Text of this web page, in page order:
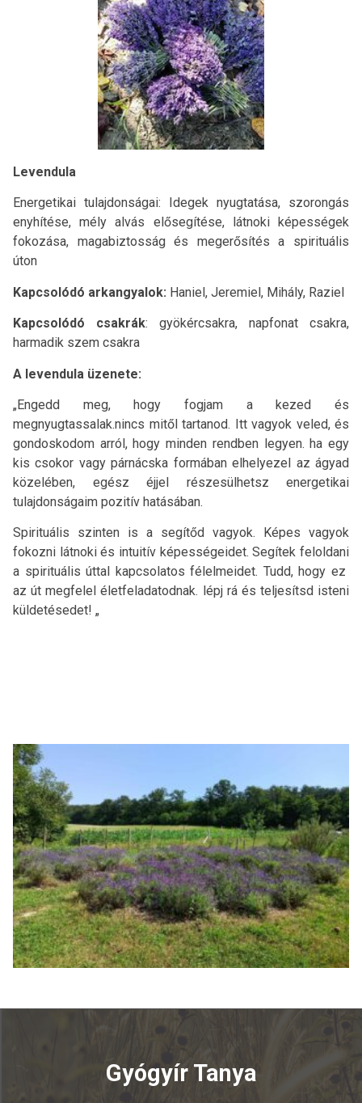
Levendula
Energetikai tulajdonságai: Idegek nyugtatása, szorongás
enyhítése, mély alvás elősegítése, látnoki képességek
fokozása, magabiztosság és megerősítés a spirituális
úton
Kapcsolódó arkangyalok: Haniel, Jeremiel, Mihály, Raziel
Kapcsolódó csakrák: gyökércsakra, napfonat csakra,
harmadik szem csakra
A levendula üzenete:
„Engedd meg, hogy fogjam a kezed és
megnyugtassalak.nincs mitől tartanod. Itt vagyok veled, és
gondoskodom arról, hogy minden rendben legyen. ha egy
kis csokor vagy párnácska formában elhelyezel az ágyad
közelében, egész éjjel részesülhetsz energetikai
tulajdonságaim pozitív hatásában.
Spirituális szinten is a segítőd vagyok. Képes vagyok
fokozni látnoki és intuitív képességeidet. Segítek feloldani
a spirituális úttal kapcsolatos félelmeidet. Tudd, hogy ez
az út megfelel életfeladatodnak. lépj rá és teljesítsd isteni
küldetésedet! „
Gyógyír Tanya